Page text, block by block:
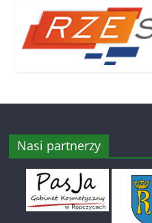
Nasi partnerzy